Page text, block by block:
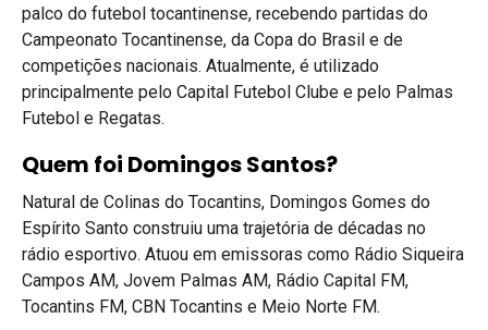
palco do futebol tocantinense, recebendo partidas do
Campeonato Tocantinense, da Copa do Brasil e de
competições nacionais. Atualmente, é utilizado
principalmente pelo Capital Futebol Clube e pelo Palmas
Futebol e Regatas.
Quem foi Domingos Santos?
Natural de Colinas do Tocantins, Domingos Gomes do
Espírito Santo construiu uma trajetória de décadas no
rádio esportivo. Atuou em emissoras como Rádio Siqueira
Campos AM, Jovem Palmas AM, Rádio Capital FM,
Tocantins FM, CBN Tocantins e Meio Norte FM.